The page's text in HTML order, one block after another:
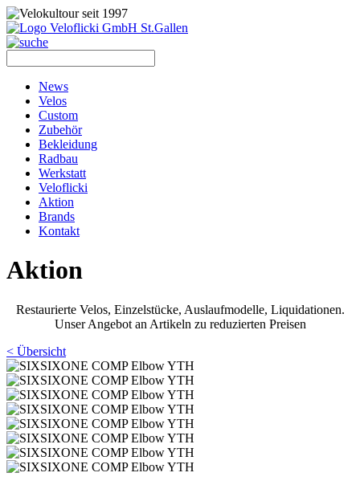
News
Velos
Custom
Zubehör
Bekleidung
Radbau
Werkstatt
Veloflicki
Aktion
Brands
Kontakt
Aktion
Restaurierte Velos, Einzelstücke, Auslaufmodelle, Liquidationen.
Unser Angebot an Artikeln zu reduzierten Preisen
< Übersicht